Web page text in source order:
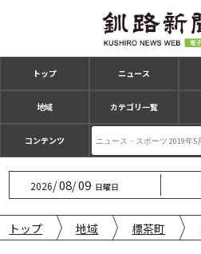
トップ ニュース
地域 カテゴリ一覧
コンテンツ
2026/08/09 日曜日
トップ 地域 標茶町